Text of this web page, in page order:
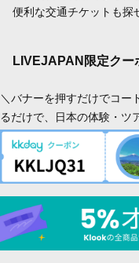
便利な交通チケットも探
LIVEJAPAN限定クー
＼バナーを押すだけでコー
るだけで、日本の体験・ツ